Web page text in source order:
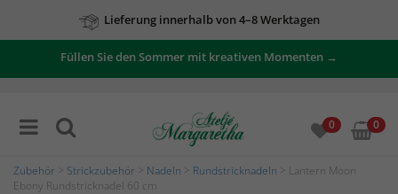
Lieferung innerhalb von 4–8 Werktagen
Füllen Sie den Sommer mit kreativen Momenten →
0 0
Zubehör Strickzubehör Nadeln Rundstricknadeln > Lantern Moon
Ebony Rundstricknadel 60 cm